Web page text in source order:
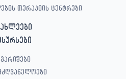
თერაპიის ცენტრები